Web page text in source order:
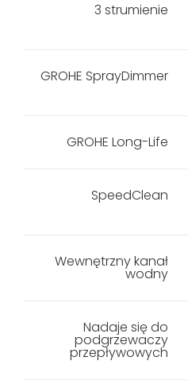
3 strumienie
GROHE SprayDimmer
GROHE Long-Life
SpeedClean
Wewnętrzny kanał
wodny
Nadaje się do
podgrzewaczy
przepływowych